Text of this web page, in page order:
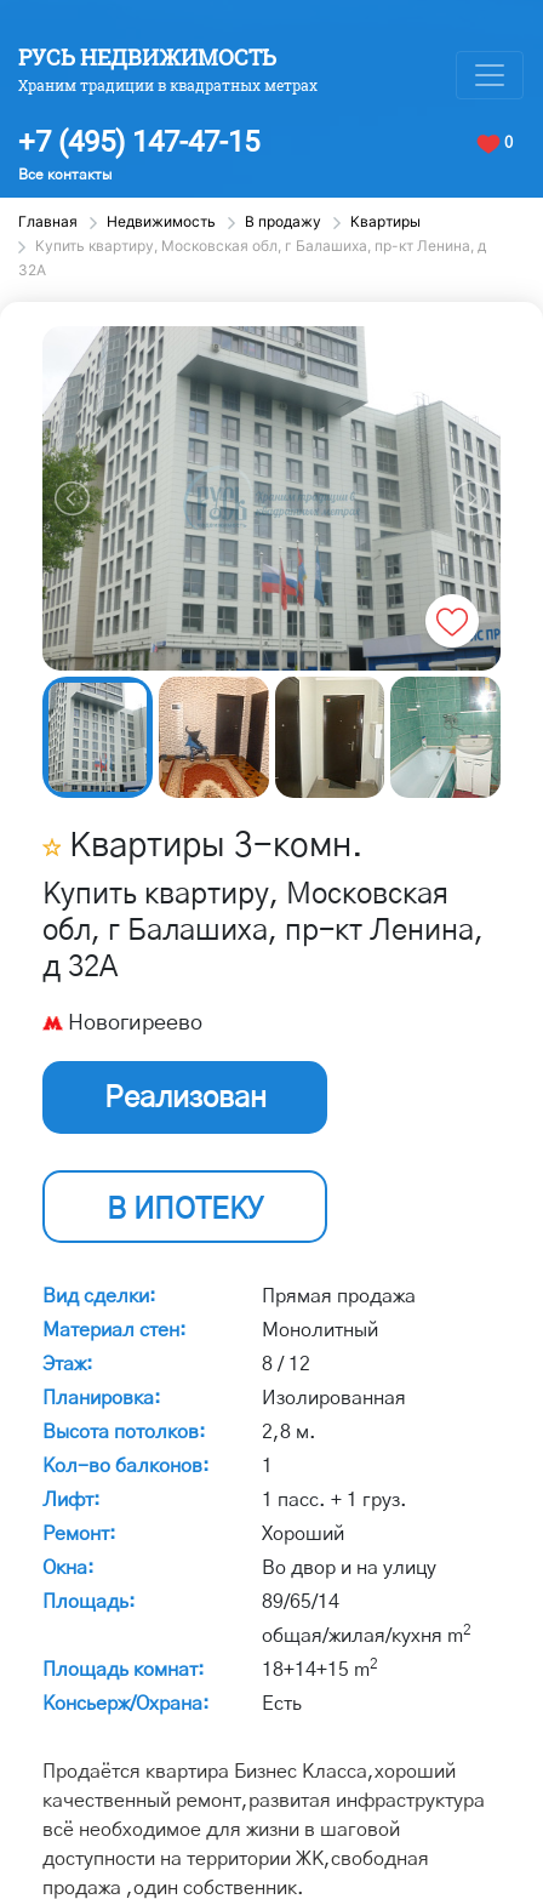
РУСЬ НЕДВИЖИМОСТЬ
Храним традиции в квадратных метрах
+7 (495) 147-47-15
Все контакты
0
Главная Недвижимость В продажу
Квартиры
Купить квартиру, Московская обл, г Балашиха, пр-кт Ленина, д
32А
Квартиры 3-комн.
Купить квартиру, Московская
обл, г Балашиха, пр-кт Ленина,
д 32А
Новогиреево
Реализован
В ИПОТЕКУ
Вид сделки:
Прямая продажа
Материал стен:
Монолитный
Этаж:
8 / 12
Планировка:
Изолированная
Высота потолков:
2,8 м.
Кол-во балконов:
1
Лифт:
1 пасс. + 1 груз.
Ремонт:
Хороший
Окна:
Во двор и на улицу
Площадь:
89/65/14
общая/жилая/кухня m2
Площадь комнат: 18+14+15 m2
Консьерж/Охрана: Есть
Продаётся квартира Бизнес Класса,хороший
качественный ремонт,развитая инфраструктура
всё необходимое для жизни в шаговой
доступности на территории ЖК,свободная
продажа ,один собственник.